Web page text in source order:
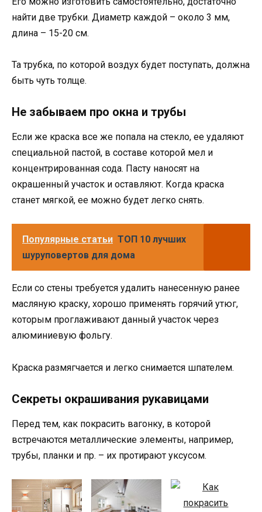
найти две трубки. Диаметр каждой – около 3 мм,
длина – 15-20 см.
Та трубка, по которой воздух будет поступать, должна
быть чуть толще.
Не забываем про окна и трубы
Если же краска все же попала на стекло, ее удаляют
специальной пастой, в составе которой мел и
концентрированная сода. Пасту наносят на
окрашенный участок и оставляют. Когда краска
станет мягкой, ее можно будет легко снять.
Популярные статьи ТОП 10 лучших
шуруповертов для дома
Если со стены требуется удалить нанесенную ранее
масляную краску, хорошо применять горячий утюг,
которым проглаживают данный участок через
алюминиевую фольгу.
Краска размягчается и легко снимается шпателем.
Секреты окрашивания рукавицами
Перед тем, как покрасить вагонку, в которой
встречаются металлические элементы, например,
трубы, планки и пр. – их протирают уксусом.